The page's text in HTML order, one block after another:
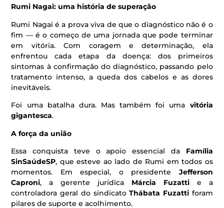
Rumi Nagai: uma história de superação
Rumi Nagai é a prova viva de que o diagnóstico não é o
fim — é o começo de uma jornada que pode terminar
em vitória. Com coragem e determinação, ela
enfrentou cada etapa da doença: dos primeiros
sintomas à confirmação do diagnóstico, passando pelo
tratamento intenso, a queda dos cabelos e as dores
inevitáveis.
Foi uma batalha dura. Mas também foi uma vitória
gigantesca.
A força da união
Essa conquista teve o apoio essencial da Família
SinSaúdeSP, que esteve ao lado de Rumi em todos os
momentos. Em especial, o presidente Jefferson
Caproni, a gerente jurídica Márcia Fuzattie a
controladora geral do sindicatoThábata Fuzattiforam
pilares de suporte e acolhimento.